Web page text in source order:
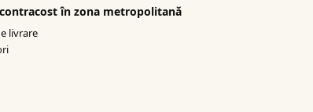
în zona metropolitană
livrare